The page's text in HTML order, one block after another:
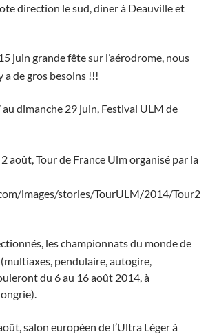
direction le sud, diner à Deauville et
juin grande fête sur l’aérodrome, nous
a de gros besoins !!!
dimanche 29 juin, Festival ULM de
août, Tour de France Ulm organisé par la
images/stories/TourULM/2014/Tour2
les championnats du monde de
pendulaire, autogire,
du 6 au 16 août 2014, à
salon européen de l’Ultra Léger à